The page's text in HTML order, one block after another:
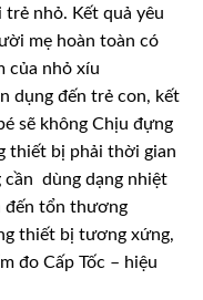
nhỏ. Kết quả yêu
mẹ hoàn toàn có
của nhỏ xíu
dụng đến trẻ con, kết
sẽ không Chịu đựng
thiết bị phải thời gian
cần dùng dạng nhiệt
đến tổn thương
thiết bị tương xứng,
đo Cấp Tốc – hiệu